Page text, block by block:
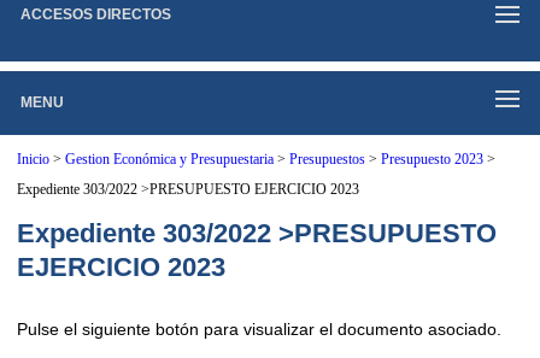
ACCESOS DIRECTOS
MENU
Inicio >Gestion Económica y Presupuestaria >Presupuestos >Presupuesto 2023 >
Expediente 303/2022 >PRESUPUESTO EJERCICIO 2023
Expediente 303/2022 >PRESUPUESTO
EJERCICIO 2023
Pulse el siguiente botón para visualizar el documento asociado.